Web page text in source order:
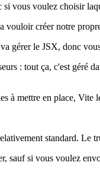
vous voulez choisir
vouloir créer notre
le JSX, donc
: tout ça, c'est
à mettre en place, Vite
standard. Le
sauf si vous voulez